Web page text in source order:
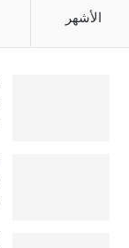
الأشهر